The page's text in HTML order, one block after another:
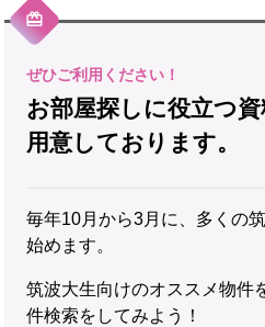
お部屋探しに役立つ
用意しております。
毎年10月から3月に、多くの
始めます。
筑波大生向けのオススメ物件
件検索をしてみよう！